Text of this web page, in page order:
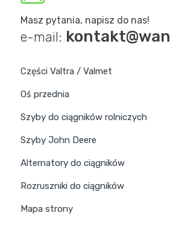
Masz pytania, napisz do nas!
e-mail:
Części Valtra / Valmet
Oś przednia
Szyby do ciągników rolniczych
Szyby John Deere
Alternatory do ciągników
Rozruszniki do ciągników
Mapa strony